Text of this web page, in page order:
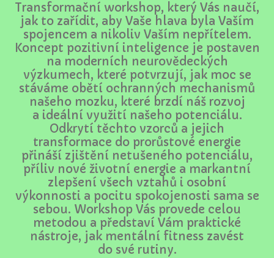
Transformační workshop, který Vás naučí,
jak to zařídit, aby Vaše hlava byla Vaším
spojencem a nikoliv Vaším nepřítelem.
Koncept pozitivní inteligence je postaven
na moderních neurovědeckých
výzkumech, které potvrzují, jak moc se
stáváme obětí ochranných mechanismů
našeho mozku, které brzdí náš rozvoj
a ideální využití našeho potenciálu.
Odkrytí těchto vzorců a jejich
transformace do prorůstové energie
přináší zjištění netušeného potenciálu,
příliv nové životní energie a markantní
zlepšení všech vztahů i osobní
výkonnosti a pocitu spokojenosti sama se
sebou. Workshop Vás provede celou
metodou a představí Vám praktické
nástroje, jak mentální fitness zavést
do své rutiny.